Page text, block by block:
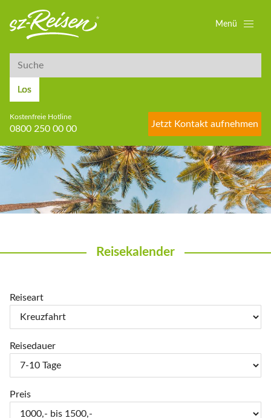
Suche
Los
Kostenfreie Hotline
0800 250 00 00
Jetzt Kontakt aufnehmen
Menü
Reisekalender
Reiseart
Reisedauer
Preis